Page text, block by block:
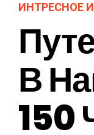
ИНТРЕСНОЕ
В
150